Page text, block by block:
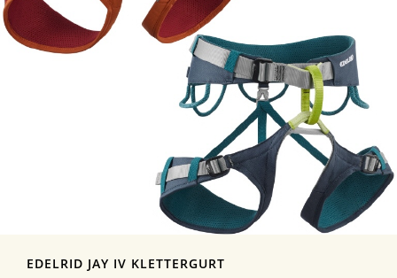
EDELRID JAY IV KLETTERGURT